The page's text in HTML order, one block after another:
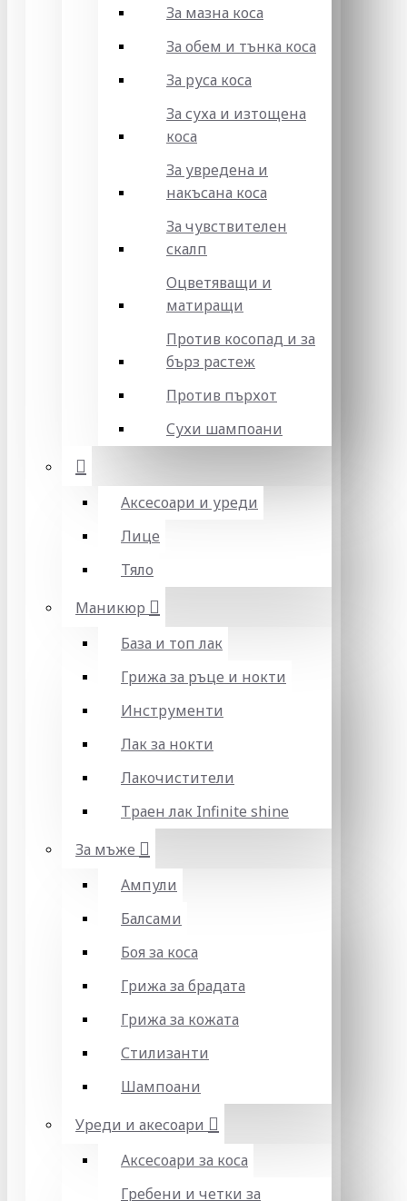
За мазна коса
За обем и тънка коса
За руса коса
За суха и изтощена
коса
За увредена и
накъсана коса
За чувствителен
скалп
Оцветяващи и
матиращи
Против косопад и за
бърз растеж
Против пърхот
Сухи шампоани
Аксесоари и уреди
Лице
Тяло
Маникюр
База и топ лак
Грижа за ръце и нокти
Инструменти
Лак за нокти
Лакочистители
Траен лак Infinite shine
За мъже
Ампули
Балсами
Боя за коса
Грижа за брадата
Грижа за кожата
Стилизанти
Шампоани
Уреди и акесоари
Аксесоари за коса
Гребени и четки за